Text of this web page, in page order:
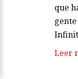
que
Leer